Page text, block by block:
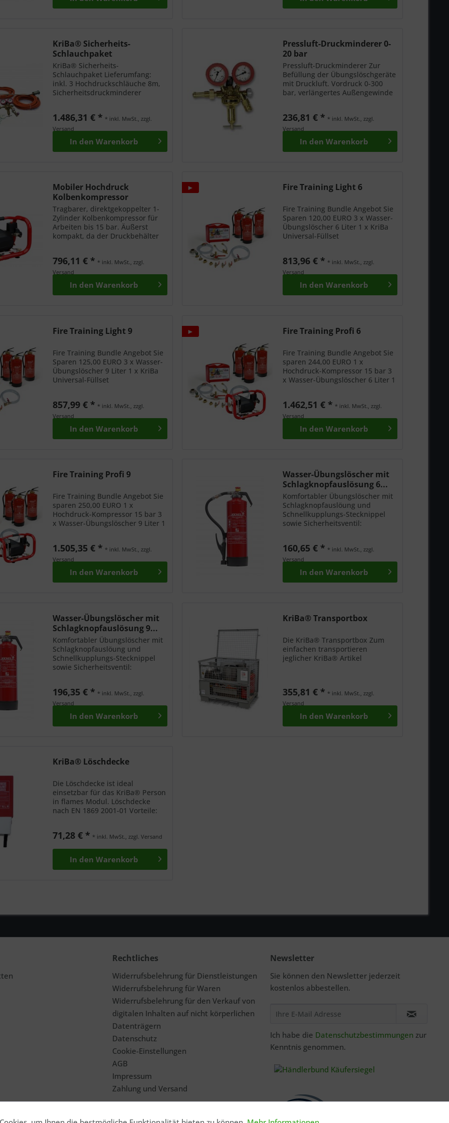
erfolgt...
Übungslöscher mit...
KriBa® Sicherheits-
Schlauchpaket
KriBa® Sicherheits-
Schlauchpaket Lieferumfang:
inkl. 3 Hochdruckschläuche 8m,
Sicherheitsdruckminderer
Regelventil Zündbrenner
Werkzeug Handschuhe Leckspray
1.486,31 € * * inkl. MwSt., zzgl.
Versand
In den Warenkorb
Pressluft-Druckminderer 0-
20 bar
Pressluft-Druckminderer Zur
Befüllung der Übungslöschgeräte
mit Druckluft. Vordruck 0-300
bar, verlängertes Außengewinde
236,81 € * * inkl. MwSt., zzgl.
Versand
In den Warenkorb
Mobiler Hochdruck
Kolbenkompressor
Tragbarer, direktgekoppelter 1-
Zylinder Kolbenkompressor für
Arbeiten bis 15 bar. Äußerst
kompakt, da der Druckbehälter
Filterdruckminderer, Manometer
für Arbeits- und Behälterdruck
sowie...
796,11 € * * inkl. MwSt., zzgl.
Versand
In den Warenkorb
► Fire Training Light 6
Fire Training Bundle Angebot Sie
Sparen 120,00 EURO 3 x Wasser-
Übungslöscher 6 Liter 1 x KriBa
Universal-Füllset
813,96 € * * inkl. MwSt., zzgl.
Versand
In den Warenkorb
Fire Training Light 9
Fire Training Bundle Angebot Sie
Sparen 125,00 EURO 3 x Wasser-
Übungslöscher 9 Liter 1 x KriBa
Universal-Füllset
857,99 € * * inkl. MwSt., zzgl.
Versand
In den Warenkorb
► Fire Training Profi 6
Fire Training Bundle Angebot Sie
sparen 244,00 EURO 1 x
Hochdruck-Kompressor 15 bar 3
x Wasser-Übungslöscher 6 Liter 1
1.462,51 € * * inkl. MwSt., zzgl.
Versand
In den Warenkorb
Fire Training Profi 9
Fire Training Bundle Angebot Sie
sparen 250,00 EURO 1 x
Hochdruck-Kompressor 15 bar 3
x Wasser-Übungslöscher 9 Liter 1
1.505,35 € * * inkl. MwSt., zzgl.
Versand
In den Warenkorb
Wasser-Übungslöscher mit
Schlagknopfauslösung 6...
Komfortabler Übungslöscher mit
Schlagknopfauslöung und
Schnellkupplungs-Stecknippel
sowie Sicherheitsventil:
Innenbeschichteter
Löschmittelbehälter Schwarzer
Fußring Max.
Druckbeaufschlagung...
160,65 € * * inkl. MwSt., zzgl.
Versand
In den Warenkorb
Wasser-Übungslöscher mit
Schlagknopfauslösung 9...
Komfortabler Übungslöscher mit
Schlagknopfauslöung und
Schnellkupplungs-Stecknippel
sowie Sicherheitsventil:
Innenbeschichteter
Löschmittelbehälter Schwarzer
Fußring Max.
Druckbeaufschlagung...
196,35 € * * inkl. MwSt., zzgl.
Versand
In den Warenkorb
KriBa® Transportbox
Die KriBa® Transportbox Zum
einfachen transportieren
jeglicher KriBa® Artikel
355,81 € * * inkl. MwSt., zzgl.
Versand
In den Warenkorb
KriBa® Löschdecke
Die Löschdecke ist ideal
einsetzbar für das KriBa® Person
in flames Modul. Löschdecke
nach EN 1869 2001-01 Vorteile:
71,28 € * * inkl. MwSt., zzgl. Versand
In den Warenkorb
Rechtliches
Widerrufsbelehrung für Dienstleistungen
Widerrufsbelehrung für Waren
Widerrufsbelehrung für den Verkauf von
digitalen Inhalten auf nicht körperlichen
Datenträgern
Datenschutz
Cookie-Einstellungen
AGB
Impressum
Zahlung und Versand
Newsletter
Sie können den Newsletter jederzeit
kostenlos abbestellen.
Ich habe die Datenschutzbestimmungen zur
Kenntnis genommen.